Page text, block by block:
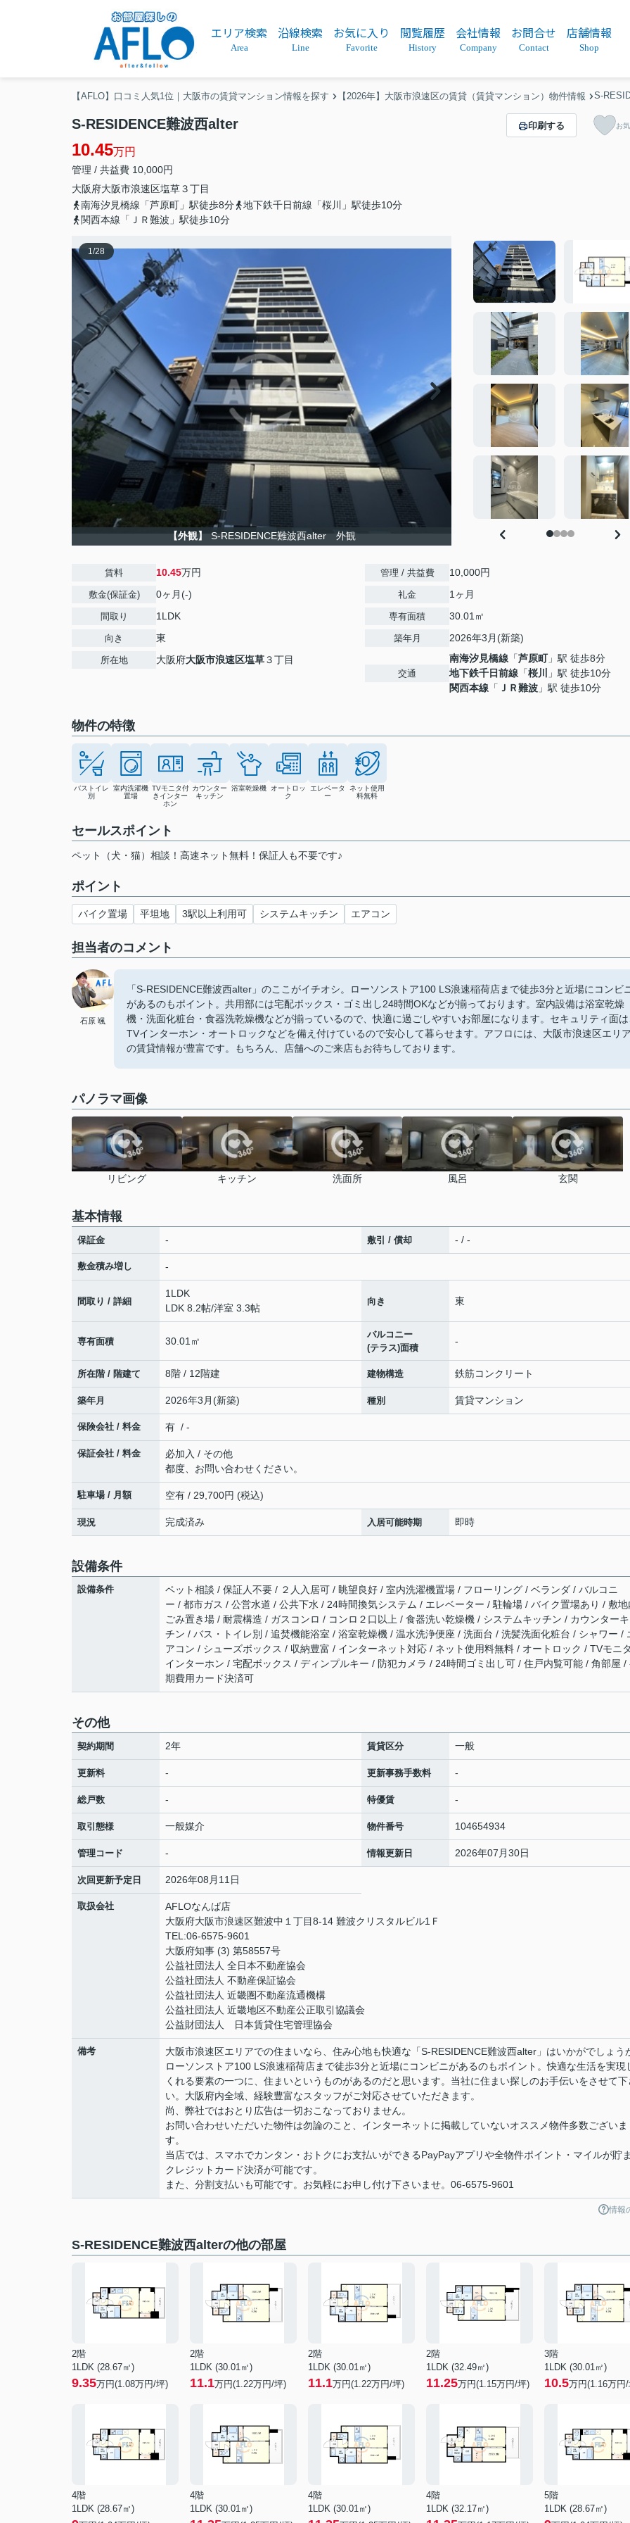
エリア検索
Area
沿線検索
Line
お気に入り
Favorite
閲覧履歴
History
会社情報
Company
お問合せ
Contact
店舗情報
Shop
【AFLO】口コミ人気1位｜大阪市の賃貸マンション情報を探す 【2026年】大阪市浪速区の賃貸（賃貸マンション）物件情報 S-
S-RESIDENCE難波西alter
10.45万円
管理 / 共益費 10,000円
大阪府大阪市浪速区塩草３丁目
南海汐見橋線「芦原町」駅徒歩8分
地下鉄千日前線「桜川」駅徒歩10分
関西本線「ＪＲ難波」駅徒歩10分
印刷する お
1/28
【外観】 S-RESIDENCE難波西alter 外観
賃料 10.45万円
敷金(保証金) 0ヶ月(-)
間取り 1LDK
向き 東
所在地 大阪府大阪市浪速区塩草３丁目
管理 / 共益費 10,000円
礼金 1ヶ月
専有面積 30.01㎡
築年月 2026年3月(新築)
交通
南海汐見橋線 「芦原町」駅 徒歩8分
地下鉄千日前線 「桜川
」駅 徒歩10分
関西本線 「 ＪＲ難波 」駅 徒歩10分
物件の特徴
バストイレ
別
室内洗濯機
置場
TVモニタ付
きインター
ホン
カウンター
キッチン
浴室乾燥機
オートロッ
ク
エレベータ
ー
ネット使用
料無料
セールスポイント
ペット（犬・猫）相談！高速ネット無料！保証人も不要です♪
ポイント
バイク置場 平坦地 3駅以上利用可 システムキッチン エアコン
担当者のコメント
石原 颯
「S-RESIDENCE難波西alter」のここがイチオシ。ローソンストア100 LS浪速稲荷店まで徒歩3分と近場にコンビ
があるのもポイント。共用部には宅配ボックス・ゴミ出し24時間OKなどが揃っております。室内設備は浴室乾燥
機・洗面化粧台・食器洗乾燥機などが揃っているので、快適に過ごしやすいお部屋になります。セキュリティ面は
TVインターホン・オートロックなどを備え付けているので安心して暮らせます。アフロには、大阪市浪速区エリア
の賃貸情報が豊富です。もちろん、店舗へのご来店もお待ちしております。
パノラマ画像
リビング キッチン 洗面所 風呂 玄関
基本情報
保証金 - 敷引 / 償却 - / -
敷金積み増し -
間取り / 詳細
1LDK
LDK 8.2帖/洋室 3.3帖
向き 東
専有面積 30.01㎡
バルコニー
(テラス)面積
-
所在階 / 階建て 8階 / 12階建 建物構造 鉄筋コンクリート
築年月 2026年3月(新築) 種別 賃貸マンション
保険会社 / 料金 有 / -
保証会社 / 料金
必加入 / その他
都度、お問い合わせください。
駐車場 / 月額 空有 / 29,700円 (税込)
現況 完成済み 入居可能時期 即時
設備条件
設備条件
ペット相談 / 保証人不要 / ２人入居可 / 眺望良好 / 室内洗濯機置場 / フローリング / ベランダ / バルコニ
ー / 都市ガス / 公営水道 / 公共下水 / 24時間換気システム / エレベーター / 駐輪場 / バイク置場あり / 敷地
ごみ置き場 / 耐震構造 / ガスコンロ / コンロ２口以上 / 食器洗い乾燥機 / システムキッチン / カウンターキ
チン / バス・トイレ別 / 追焚機能浴室 / 浴室乾燥機 / 温水洗浄便座 / 洗面台 / 洗髪洗面化粧台 / シャワー /
アコン / シューズボックス / 収納豊富 / インターネット対応 / ネット使用料無料 / オートロック / TVモニ
インターホン / 宅配ボックス / ディンプルキー / 防犯カメラ / 24時間ゴミ出し可 / 住戸内覧可能 / 角部屋 /
期費用カード決済可
その他
契約期間 2年 賃貸区分 一般
更新料 - 更新事務手数料 -
総戸数 - 特優賃 -
取引態様 一般媒介 物件番号 104654934
管理コード - 情報更新日 2026年07月30日
次回更新予定日 2026年08月11日
取扱会社
AFLOなんば店
大阪府大阪市浪速区難波中１丁目8-14 難波クリスタルビル1Ｆ
TEL:06-6575-9601
大阪府知事 (3) 第58557号
公益社団法人 全日本不動産協会
公益社団法人 不動産保証協会
公益社団法人 近畿圏不動産流通機構
公益社団法人 近畿地区不動産公正取引協議会
公益財団法人 日本賃貸住宅管理協会
備考
大阪市浪速区エリアでの住まいなら、住み心地も快適な「S-RESIDENCE難波西alter」はいかがでしょう
ローソンストア100 LS浪速稲荷店まで徒歩3分と近場にコンビニがあるのもポイント。快適な生活を実現
くれる要素の一つに、住まいというものがあるのだと思います。当社に住まい探しのお手伝いをさせて下
い。大阪府内全域、経験豊富なスタッフがご対応させていただきます。
尚、弊社ではおとり広告は一切おこなっておりません。
お問い合わせいただいた物件は勿論のこと、インターネットに掲載していないオススメ物件多数ございま
す。
当店では、スマホでカンタン・おトクにお支払いができるPayPayアプリや全物件ポイント・マイルが貯
クレジットカード決済が可能です。
また、分割支払いも可能です。お気軽にお申し付け下さいませ。06-6575-9601
情報
S-RESIDENCE難波西alterの他の部屋
2階
1LDK (28.67㎡)
9.35万円(1.08万円/坪)
2階
1LDK (30.01㎡)
11.1万円(1.22万円/坪)
2階
1LDK (30.01㎡)
11.1万円(1.22万円/坪)
2階
1LDK (32.49㎡)
11.25万円(1.15万円/坪)
3階
1LDK (30.01㎡)
10.5万円(1.16万円
4階
1LDK (28.67㎡)
4階
1LDK (30.01㎡)
4階
1LDK (30.01㎡)
4階
1LDK (32.17㎡)
5階
1LDK (28.67㎡)